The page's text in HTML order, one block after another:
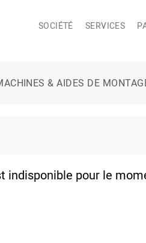
SOCIÉTÉ SERVICES
& AIDES DE
indisponible pour le